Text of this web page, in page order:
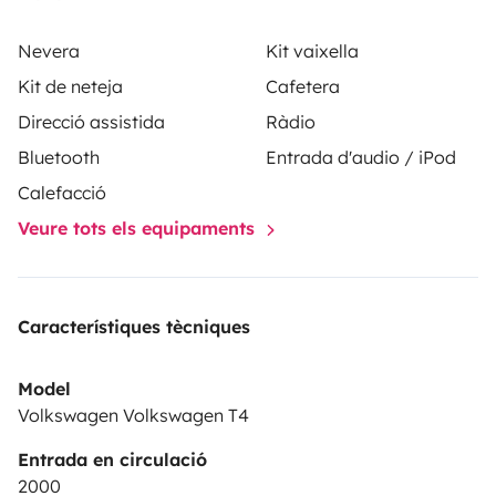
Nevera
Kit vaixella
Kit de neteja
Cafetera
Direcció assistida
Ràdio
Bluetooth
Entrada d'audio / iPod
Calefacció
Veure tots els equipaments
Característiques tècniques
Model
Volkswagen Volkswagen T4
Entrada en circulació
2000